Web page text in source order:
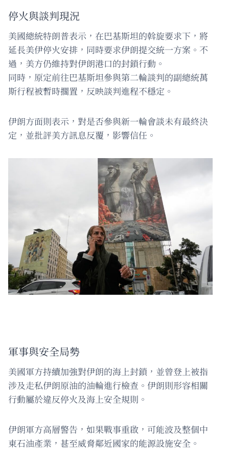
停火與談判現況
美國總統特朗普表示，在巴基斯坦的斡旋要求下，將
延長美伊停火安排，同時要求伊朗提交統一方案。不
過，美方仍維持對伊朗港口的封鎖行動。
同時，原定前往巴基斯坦參與第二輪談判的副總統萬
斯行程被暫時擱置，反映談判進程不穩定。
伊朗方面則表示，對是否參與新一輪會談未有最終決
定，並批評美方訊息反覆，影響信任。
軍事與安全局勢
美國軍方持續加強對伊朗的海上封鎖，並曾登上被指
涉及走私伊朗原油的油輪進行檢查。伊朗則形容相關
行動屬於違反停火及海上安全規則。
伊朗軍方高層警告，如果戰事重啟，可能波及整個中
東石油產業，甚至威脅鄰近國家的能源設施安全。